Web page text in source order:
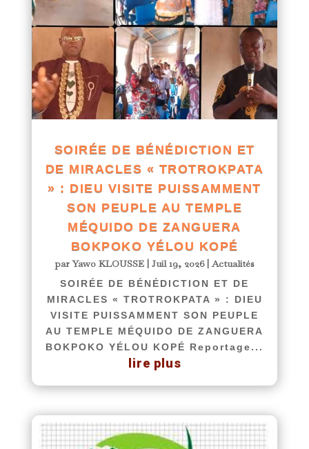
SOIRÉE DE BÉNÉDICTION ET
DE MIRACLES « TROTROKPATA
» : DIEU VISITE PUISSAMMENT
SON PEUPLE AU TEMPLE
MÉQUIDO DE ZANGUERA
BOKPOKO YÉLOU KOPÉ
parYawo KLOUSSE| Juil 19, 2026|Actualités
SOIRÉE DE BÉNÉDICTION ET DE
MIRACLES « TROTROKPATA » : DIEU
VISITE PUISSAMMENT SON PEUPLE
AU TEMPLE MÉQUIDO DE ZANGUERA
BOKPOKO YÉLOU KOPÉ Reportage...
lire plus